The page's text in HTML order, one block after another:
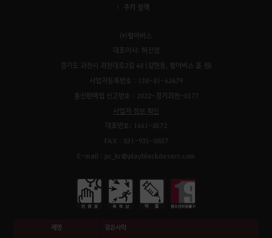
쿠키 정책
㈜펄어비스
대표이사: 허진영
경기도 과천시 과천대로2길 48 (갈현동, 펄어비스 홈 원)
사업자등록번호 : 138-81-62479
통신판매업 신고번호 : 2022-경기과천-0177
사업자 정보 확인
대표번호: 1661-8572
FAX : 031-935-0837
E-mail : pc_kr@playblackdesert.com
제명 검은사막